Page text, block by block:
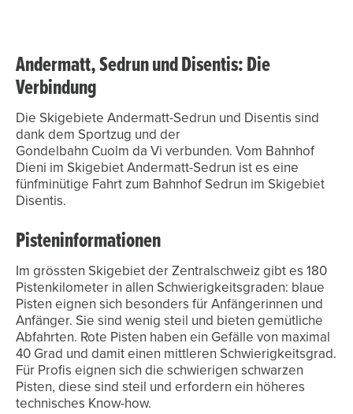
Andermatt, Sedrun und Disentis: Die
Verbindung
Die Skigebiete Andermatt-Sedrun und Disentis sind
dank dem Sportzug und der
Gondelbahn Cuolm da Vi verbunden. Vom Bahnhof
Dieni im Skigebiet Andermatt-Sedrun ist es eine
fünfminütige Fahrt zum Bahnhof Sedrun im Skigebiet
Disentis.
Pisteninformationen
Im grössten Skigebiet der Zentralschweiz gibt es 180
Pistenkilometer in allen Schwierigkeitsgraden: blaue
Pisten eignen sich besonders für Anfängerinnen und
Anfänger. Sie sind wenig steil und bieten gemütliche
Abfahrten. Rote Pisten haben ein Gefälle von maximal
40 Grad und damit einen mittleren Schwierigkeitsgrad.
Für Profis eignen sich die schwierigen schwarzen
Pisten, diese sind steil und erfordern ein höheres
technisches Know-how.